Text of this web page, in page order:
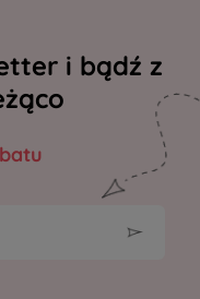
i bądź z